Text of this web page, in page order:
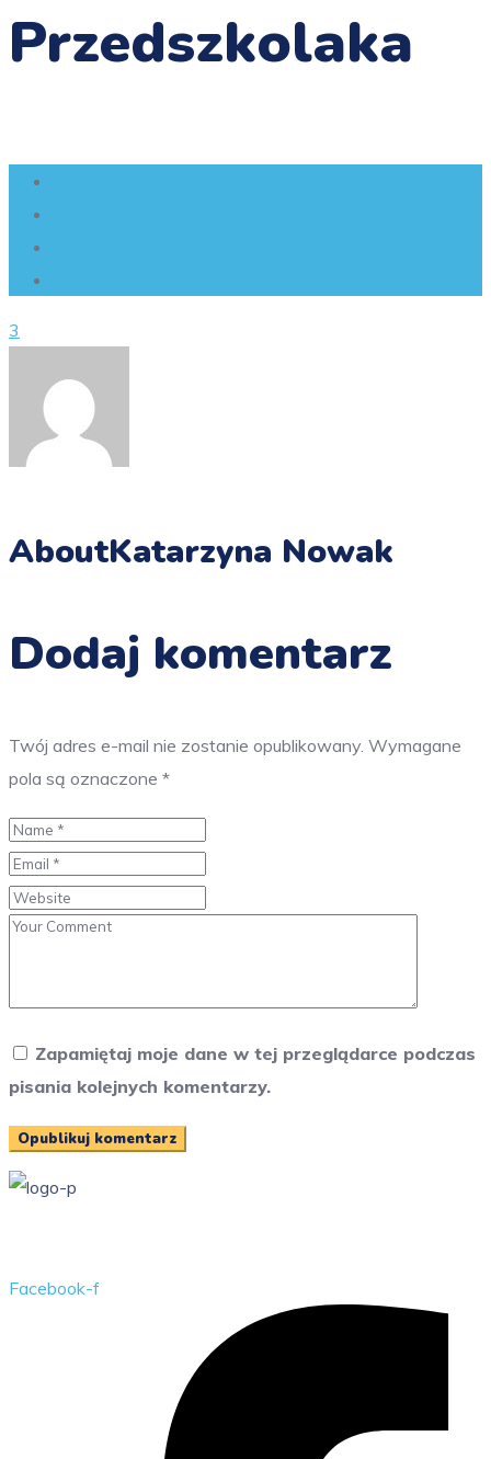
Przedszkolaka
3
AboutKatarzyna Nowak
Dodaj komentarz
Twój adres e-mail nie zostanie opublikowany. Wymagane
pola są oznaczone *
Zapamiętaj moje dane w tej przeglądarce podczas
pisania kolejnych komentarzy.
Facebook-f